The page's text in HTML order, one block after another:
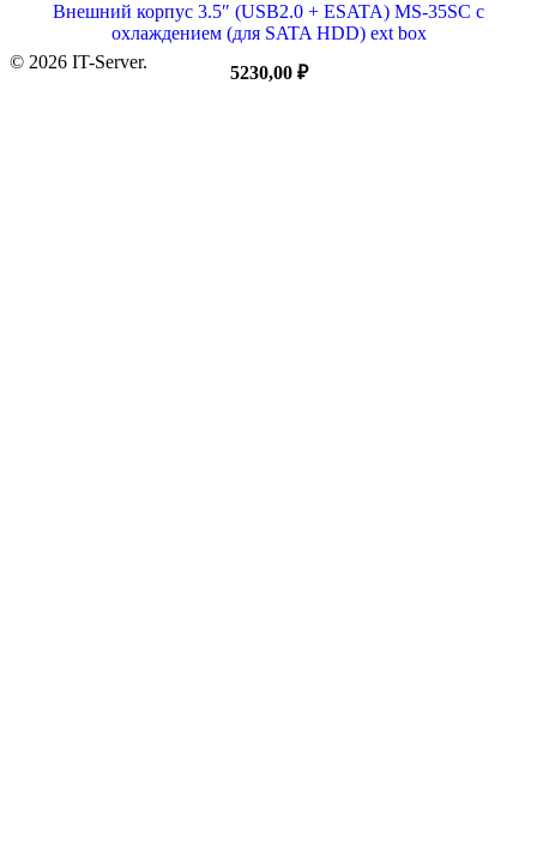
Внешний корпус 3.5″ (USB2.0 + ESATA) MS-35SC с
охлаждением (для SATA HDD) ext box
5230,00 ₽
© 2026 IT-Server.